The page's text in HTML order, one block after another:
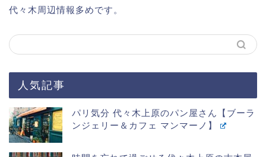
代々木周辺情報多めです。
人気記事
パリ気分 代々木上原のパン屋さん【ブーラ
ンジェリー＆カフェ マンマーノ】